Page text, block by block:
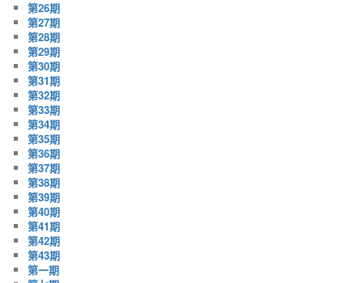
第26期
第27期
第28期
第29期
第30期
第31期
第32期
第33期
第34期
第35期
第36期
第37期
第38期
第39期
第40期
第41期
第42期
第43期
第一期